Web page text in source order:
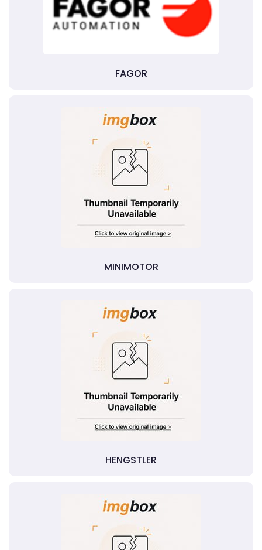
FAGOR
MINIMOTOR
HENGSTLER